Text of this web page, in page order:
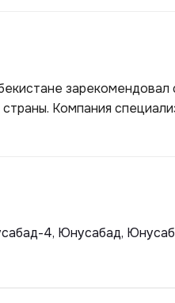
зарекомендовал
Компания
отвечают самым
4, Юнусабад,